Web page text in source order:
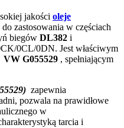
jakości oleje
zastosowania w częściach
biegów DL382 i
0CL/0DN. Jest właściwym
VW G055529 , spełniającym
zapewnia
pozwala na prawidłowe
w
tarcia i